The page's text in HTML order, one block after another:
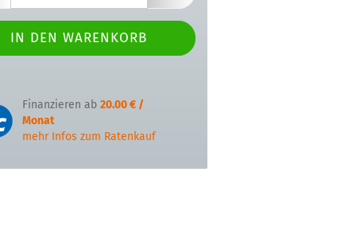
Finanzieren ab 20.00 € /
Monat
mehr Infos zum Ratenkauf